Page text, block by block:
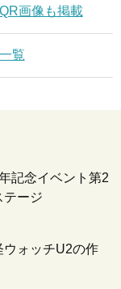
画像も掲載
覧
記念イベント第2
ージ
ォッチU2の作